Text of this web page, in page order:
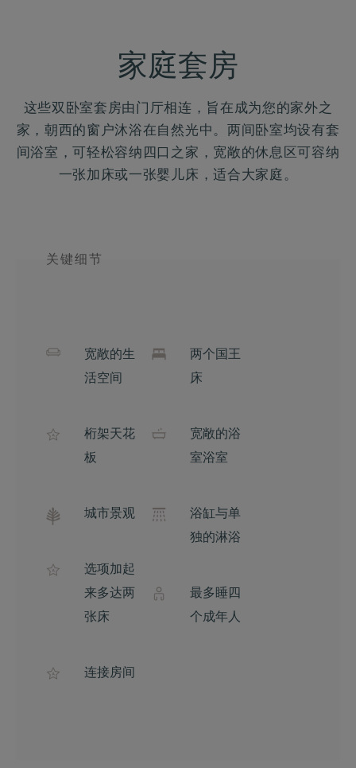
家庭套房
这些双卧室套房由门厅相连，旨在成为您的家外之
家，朝西的窗户沐浴在自然光中。两间卧室均设有套
间浴室，可轻松容纳四口之家，宽敞的休息区可容纳
一张加床或一张婴儿床，适合大家庭。
关键细节
宽敞的生
活空间
桁架天花
板
城市景观
选项加​​起
来多达两
张床
连接房间
两个国王
床
宽敞的浴
室浴室
浴缸与单
独的淋浴
最多睡四
个成年人